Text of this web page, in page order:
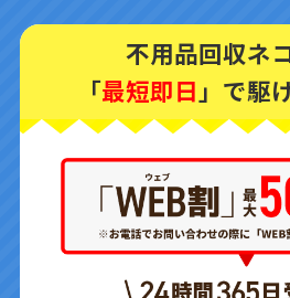
不用品回収ネ
「最短即日 」で駆